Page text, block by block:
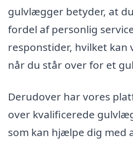
gulvlægger betyder, at
fordel af personlig
responstider, hvilket
når du står over for et
Derudover har vores
over kvalificerede
som kan hjælpe dig med